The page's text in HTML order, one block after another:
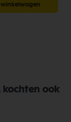
winkelwagen
kochten ook